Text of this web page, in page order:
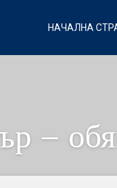
НАЧАЛНА
–